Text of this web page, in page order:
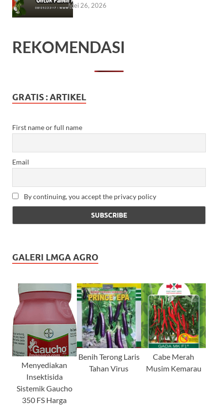
Mei 26, 2026
REKOMENDASI
GRATIS : ARTIKEL
First name or full name
Email
By continuing, you accept the privacy policy
GALERI LMGA AGRO
Menyediakan
Insektisida
Sistemik Gaucho
350 FS Harga
Benih Terong Laris
Tahan Virus
Cabe Merah
Musim Kemarau